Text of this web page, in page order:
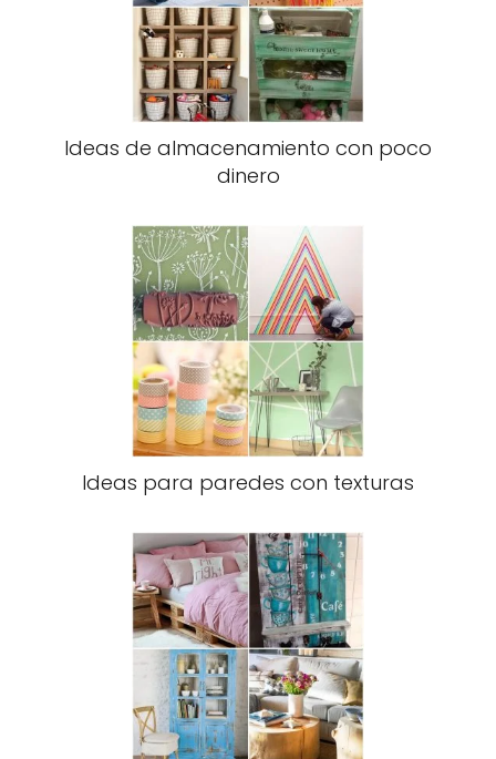
Ideas de almacenamiento con poco
dinero
Ideas para paredes con texturas